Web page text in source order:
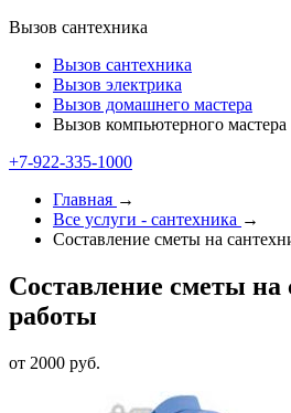
Вызов сантехника
Вызов сантехника
Вызов электрика
Вызов домашнего мастера
Вызов компьютерного мастера
+7-922-335-1000
Главная →
Все услуги - cантехника →
Составление сметы на
Составление сметы на
работы
от 2000 руб.